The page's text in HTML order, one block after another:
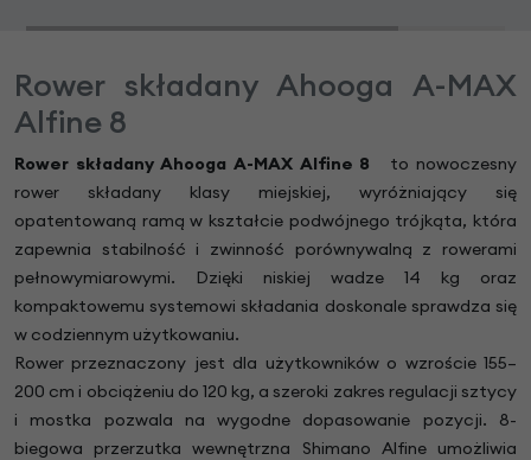
Rower składany Ahooga A-MAX
Alfine 8
Rower składany Ahooga A-MAX Alfine 8
to nowoczesny
rower składany klasy miejskiej, wyróżniający się
opatentowaną ramą w kształcie podwójnego trójkąta, która
zapewnia stabilność i zwinność porównywalną z rowerami
pełnowymiarowymi. Dzięki niskiej wadze 14 kg oraz
kompaktowemu systemowi składania doskonale sprawdza się
w codziennym użytkowaniu.
Rower przeznaczony jest dla użytkowników o wzroście 155–
200 cm i obciążeniu do 120 kg, a szeroki zakres regulacji sztycy
i mostka pozwala na wygodne dopasowanie pozycji. 8-
biegowa przerzutka wewnętrzna Shimano Alfine umożliwia